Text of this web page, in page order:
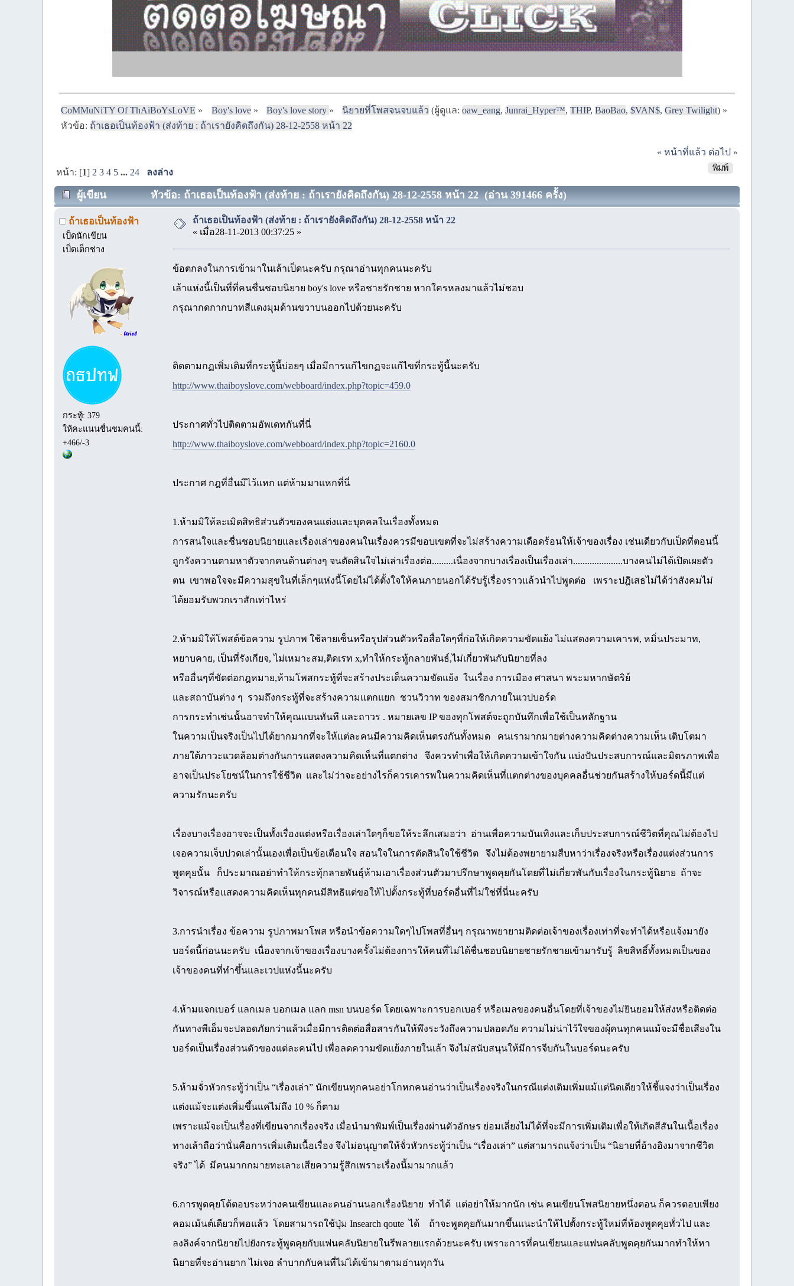
CoMMuNiTY Of ThAiBoYsLoVE » Boy's love» Boy's love story » นิยายที่โพสจนจบแล้ว (ผู้ดูแล:oaw_eang,Junrai_Hyper™,THIP,BaoBao,$VAN$,Grey Twilight) »
หัวข้อ: ถ้าเธอเป็นท้องฟ้า (ส่งท้าย : ถ้าเรายังคิดถึงกัน) 28-12-2558 หน้า 22
« หน้าที่แล้ว ต่อไป »
พิมพ์
หน้า: [1] 2 3 4 5 ... 24 ลงล่าง
ผู้เขียน หัวข้อ: ถ้าเธอเป็นท้องฟ้า (ส่งท้าย : ถ้าเรายังคิดถึงกัน) 28-12-2558 หน้า 22 (อ่าน 391466 ครั้ง)
ถ้าเธอเป็นท้องฟ้า
เป็ดนักเขียน
เป็ดเด็กช่าง
กระทู้: 379
ให้คะแนนชื่นชมคนนี้:
+466/-3
ถ้าเธอเป็นท้องฟ้า (ส่งท้าย : ถ้าเรายังคิดถึงกัน) 28-12-2558 หน้า 22
« เมื่อ28-11-2013 00:37:25 »
ข้อตกลงในการเข้ามาในเล้าเป็ดนะครับ กรุณาอ่านทุกคนนะครับ
เล้าแห่งนี้เป็นที่ที่คนชื่นชอบนิยาย boy's love หรือชายรักชาย หากใครหลงมาแล้วไม่ชอบ
กรุณากดกากบาทสีแดงมุมด้านขวาบนออกไปด้วยนะครับ
ติดตามกฏเพิ่มเติมที่กระทู้นี้บ่อยๆ เมื่อมีการแก้ไขกฏจะแก้ไขที่กระทู้นี้นะครับ
http://www.thaiboyslove.com/webboard/index.php?topic=459.0
ประกาศทั่วไปติดตามอัพเดทกันที่นี่
http://www.thaiboyslove.com/webboard/index.php?topic=2160.0
ประกาศ กฎที่อื่นมีไว้แหก แต่ห้ามมาแหกที่นี่
1.ห้ามมิให้ละเมิดสิทธิส่วนตัวของคนแต่งและบุคคลในเรื่องทั้งหมด
การสนใจและชื่นชอบนิยายและเรื่องเล่าของคนในเรื่องควรมีขอบเขตที่จะไม่สร้างความเดือดร้อนให้เจ้าของเรื่อง เช่นเดียวกับเป็ดที่ตอนนี้
ถูกรังควานตามหาตัวจากคนด้านต่างๆ จนตัดสินใจไม่เล่าเรื่องต่อ.........เนื่องจากบางเรื่องเป็นเรื่องเล่า.....................บางคนไม่ได้เปิดเผยตัว
ตน เขาพอใจจะมีความสุขในที่เล็กๆแห่งนี้โดยไม่ได้ตั้งใจให้คนภายนอกได้รับรู้เรื่องราวแล้วนำไปพูดต่อ เพราะปฎิเสธไม่ได้ว่าสังคมไม่
ได้ยอมรับพวกเราสักเท่าไหร่
2.ห้ามมิให้โพสต์ข้อความ รูปภาพ ใช้ลายเซ็นหรือรุปส่วนตัวหรือสื่อใดๆที่ก่อให้เกิดความขัดแย้ง ไม่แสดงความเคารพ, หมิ่นประมาท,
หยาบคาย, เป็นที่รังเกียจ, ไม่เหมาะสม,ติดเรท x,ทำให้กระทู้กลายพันธ์,ไม่เกี่ยวพันกับนิยายที่ลง
หรืออื่นๆที่ขัดต่อกฎหมาย,ห้ามโพสกระทู้ที่จะสร้างประเด็นความขัดแย้ง ในเรื่อง การเมือง ศาสนา พระมหากษัตริย์
และสถาบันต่าง ๆ รวมถึงกระทู้ที่จะสร้างความแตกแยก ชวนวิวาท ของสมาชิกภายในเวปบอร์ด
การกระทำเช่นนั้นอาจทำให้คุณแบนทันที และถาวร . หมายเลข IP ของทุกโพสต์จะถูกบันทึกเพื่อใช้เป็นหลักฐาน
ในความเป็นจริงเป็นไปได้ยากมากที่จะให้แต่ละคนมีความคิดเห็นตรงกันทั้งหมด คนเรามากมายต่างความคิดต่างความเห็น เติบโตมา
ภายใต้ภาวะแวดล้อมต่างกันการแสดงความคิดเห็นที่แตกต่าง จึงควรทำเพื่อให้เกิดความเข้าใจกัน แบ่งปันประสบการณ์และมิตรภาพเพื่อ
อาจเป็นประโยชน์ในการใช้ชีวิต และไม่ว่าจะอย่างไรก็ควรเคารพในความคิดเห็นที่แตกต่างของบุคคลอื่นช่วยกันสร้างให้บอร์ดนี้มีแต่
ความรักนะครับ
เรื่องบางเรื่องอาจจะเป็นทั้งเรื่องแต่งหรือเรื่องเล่าใดๆก็ขอให้ระลึกเสมอว่า อ่านเพื่อความบันเทิงและเก็บประสบการณ์ชีวิตที่คุณไม่ต้องไป
เจอความเจ็บปวดเล่านั้นเองเพื่อเป็นข้อเตือนใจ สอนใจในการตัดสินใจใช้ชีวิต จึงไม่ต้องพยายามสืบหาว่าเรื่องจริงหรือเรื่องแต่งส่วนการ
พูดคุยนั้น ก็ประมาณอย่าทำให้กระทุ้กลายพันธุ์ห้ามเอาเรื่องส่วนตัวมาปรึกษาพูดคุยกันโดยที่ไม่เกี่ยวพันกับเรื่องในกระทู้นิยาย ถ้าจะ
วิจารณ์หรือแสดงความคิดเห็นทุกคนมีสิทธิแต่ขอให้ไปตั้งกระทู้ที่บอร์ดอื่นที่ไม่ใช่ที่นี่นะครับ
3.การนำเรื่อง ข้อความ รูปภาพมาโพส หรือนำข้อความใดๆไปโพสที่อื่นๆ กรุณาพยายามติดต่อเจ้าของเรื่องเท่าที่จะทำได้หรือแจ้งมายัง
บอร์ดนี้ก่อนนะครับ เนื่องจากเจ้าของเรื่องบางครั้งไม่ต้องการให้คนที่ไม่ได้ชื่นชอบนิยายชายรักชายเข้ามารับรู้ ลิขสิทธิ์ทั้งหมดเป็นของ
เจ้าของคนที่ทำขึ้นและเวปแห่งนี้นะครับ
4.ห้ามแจกเบอร์ แลกเมล บอกเมล แลก msn บนบอร์ด โดยเฉพาะการบอกเบอร์ หรือเมลของคนอื่นโดยที่เจ้าของไม่ยินยอมให้ส่งหรือติดต่อ
กันทางพีเอ็มจะปลอดภัยกว่าแล้วเมื่อมีการติดต่อสื่อสารกันให้พึงระวังถึงความปลอดภัย ความไม่น่าไว้ใจของผุ้คนทุกคนแม้จะมีชื่อเสียงใน
บอร์ดเป็นเรื่องส่วนตัวของแต่ละคนไป เพื่อลดความขัดแย้งภายในเล้า จึงไม่สนับสนุนให้มีการจีบกันในบอร์ดนะครับ
5.ห้ามจั่วหัวกระทู้ว่าเป็น “เรื่องเล่า” นักเขียนทุกคนอย่าโกหกคนอ่านว่าเป็นเรื่องจริงในกรณีแต่งเติมเพิ่มแม้แต่นิดเดียวให้ชี้แจงว่าเป็นเรื่อง
แต่งแม้จะแต่งเพิ่มขึ้นแค่ไม่ถึง 10 % ก็ตาม
เพราะแม้จะเป็นเรื่องที่เขียนจากเรื่องจริง เมื่อนำมาพิมพ์เป็นเรื่องผ่านตัวอักษร ย่อมเลี่ยงไม่ได้ที่จะมีการเพิ่มเติมเพื่อให้เกิดสีสันในเนื้อเรื่อง
ทางเล้าถือว่านั่นคือการเพิ่มเติมเนื้อเรื่อง จึงไม่อนุญาตให้จั่วหัวกระทู้ว่าเป็น “เรื่องเล่า” แต่สามารถแจ้งว่าเป็น “นิยายที่อ้างอิงมาจากชีวิต
จริง” ได้ มีคนมากกมายทะเลาะเสียความรู้สึกเพราะเรื่องนี้มามากแล้ว
6.การพูดคุยโต้ตอบระหว่างคนเขียนและคนอ่านนอกเรื่องนิยาย ทำได้ แต่อย่าให้มากนัก เช่น คนเขียนโพสนิยายหนึ่งตอน ก็ควรตอบเพียง
คอมเม้นต์เดียวก็พอแล้ว โดยสามารถใช้ปุ่ม Insearch qoute ได้ ถ้าจะพูดคุยกันมากขึ้นแนะนำให้ไปตั้งกระทู้ใหม่ที่ห้องพูดคุยทั่วไป และ
ลงลิงค์จากนิยายไปยังกระทู้พูดคุยกับแฟนคลับนิยายในรีพลายแรกด้วยนะครับ เพราะการที่คนเขียนและแฟนคลับพูดคุยกันมากทำให้หา
นิยายที่จะอ่านยาก ไม่เจอ ลำบากกับคนที่ไม่ได้เข้ามาตามอ่านทุกวัน